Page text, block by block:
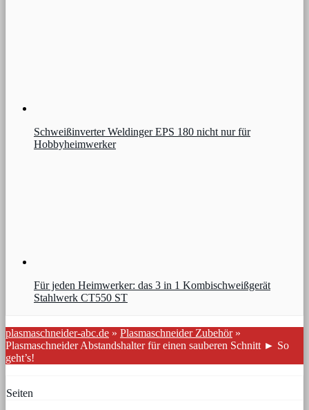
Schweißinverter Weldinger EPS 180 nicht nur für
Hobbyheimwerker
Für jeden Heimwerker: das 3 in 1 Kombischweißgerät
Stahlwerk CT550 ST
plasmaschneider-abc.de » Plasmaschneider Zubehör»
Plasmaschneider Abstandshalter für einen sauberen Schnitt ► So
geht’s!
Seiten